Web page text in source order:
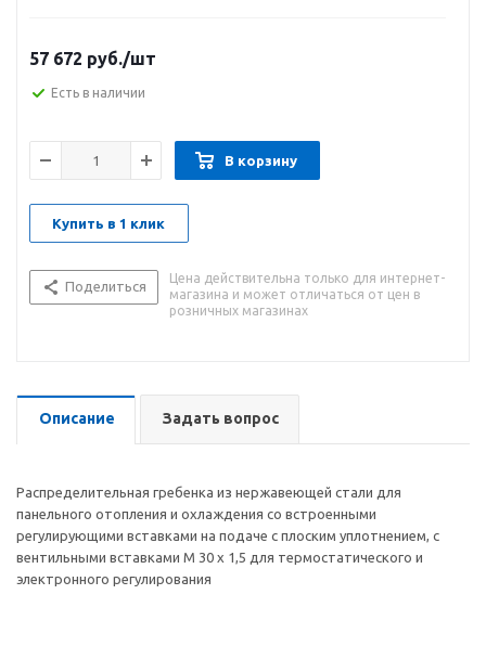
57 672 руб./шт
Есть в наличии
В корзину
Купить в 1 клик
Поделиться
Цена действительна только для интернет-
магазина и может отличаться от цен в
розничных магазинах
Описание Задать вопрос
Распределительная гребенка из нержавеющей стали для
панельного отопления и охлаждения со встроенными
регулирующими вставками на подаче с плоским уплотнением, с
вентильными вставками М 30 х 1,5 для термостатического и
электронного регулирования